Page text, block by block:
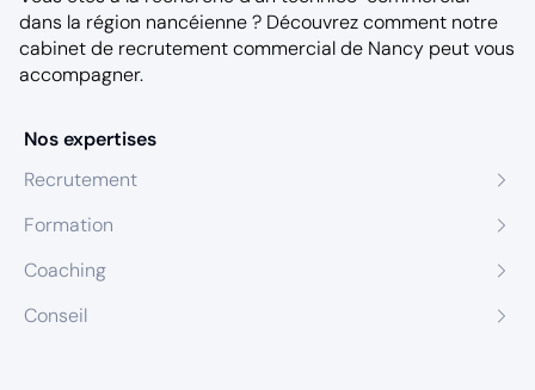
dans la région nancéienne ? Découvrez comment notre
cabinet de recrutement commercial de Nancy peut vous
accompagner.
Nos expertises
Recrutement
Formation
Coaching
Conseil